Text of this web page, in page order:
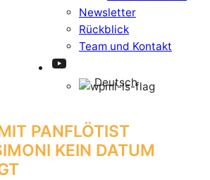
Newsletter
Rückblick
Team und Kontakt
YouTube
Deutsch
PANFLÖTIST
KEIN DATUM